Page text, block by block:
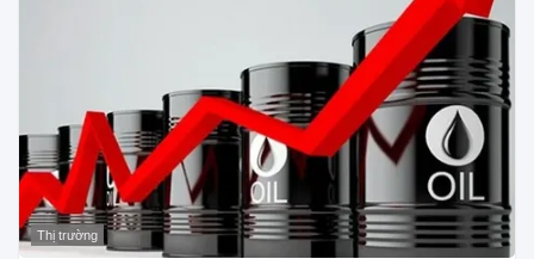
Thị trường